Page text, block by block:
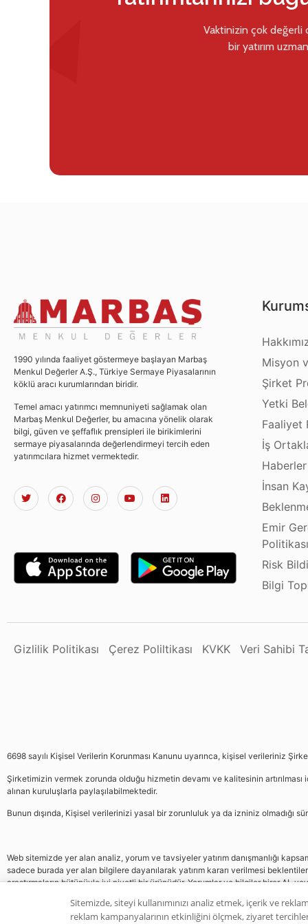
Vaktinizin çok değerli
bir yatırım
1990 yılında faaliyet göstermeye başlayan Marbaş
Menkul Değerler A.Ş., Türkiye Sermaye Piyasalarının
köklü aracı kurumlarından biridir.
Temel amacı yatırımcı memnuniyeti sağlamak olan
Marbaş Menkul Değerler, bu amacına yönelik olarak
bilgi, güven ve şeffaflık prensipleri ile birikimlerini
sermaye piyasalarında değerlendirmeyi tercih eden
yatırımcılara hizmet vermektedir.
Misyon
Şirket
Yetki
Faaliyet
İş
İnsan
Emir
Politikası
Risk
Bilgi
Gizlilik Politikası Çerez Poliltikası KVKK Veri Sahibi
6698 sayılı Kişisel Verilerin Korunması Kanunu uyarınca, kişisel verileriniz
Şirketimizin vermek zorunda olduğu hizmetin devamı ve kalitesinin
alınan kuruluşlarla paylaşılabilmektedir.
Bunun dışında, Kişisel verilerinizi yasal bir zorunluluk ya da izniniz olmadığı
Web sitemizde yer alan analiz, yorum ve tavsiyeler yatırım danışmanlığı
sadece burada yer alan bilgilere dayanılarak yatırım kararı verilmesi
araştırmaların bütünüyle iyi niyetli bir ürünüdür. Yorumlar ve bilgiler birer AL
Sitemizde, siteyi kullanımınızı analiz etmek, içerik ve
reklam kampanyalarının etkinliğini ölçmek, ziyaret